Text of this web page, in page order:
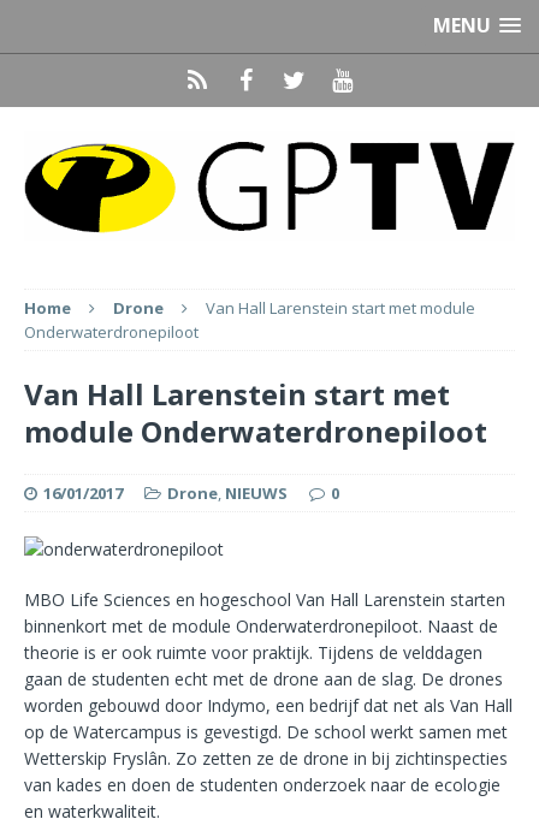
MENU
Home Drone
Van Hall Larenstein start met module
Onderwaterdronepiloot
Van Hall Larenstein start met
module Onderwaterdronepiloot
16/01/2017 Drone, NIEUWS 0
MBO Life Sciences en hogeschool Van Hall Larenstein starten
binnenkort met de module Onderwaterdronepiloot. Naast de
theorie is er ook ruimte voor praktijk. Tijdens de velddagen
gaan de studenten echt met de drone aan de slag. De drones
worden gebouwd door Indymo, een bedrijf dat net als Van Hall
op de Watercampus is gevestigd. De school werkt samen met
Wetterskip Fryslân. Zo zetten ze de drone in bij zichtinspecties
van kades en doen de studenten onderzoek naar de ecologie
en waterkwaliteit.